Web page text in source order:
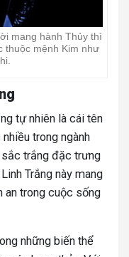
mang hành Thủy thì
thuộc mệnh Kim như
tự nhiên là cái tên
trong ngành
trắng đặc trưng
Trắng này mang
an trong cuộc sống
những biến thể